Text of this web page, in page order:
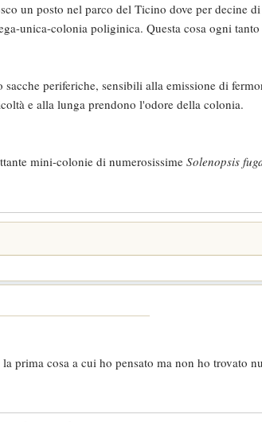
un posto nel parco del Ticino dove per decine
unica-colonia poliginica. Questa cosa ogni tanto
periferiche, sensibili alla emissione di
e alla lunga prendono l'odore della colonia.
mini-colonie di numerosissime Solenopsis
prima cosa a cui ho pensato ma non ho trovato